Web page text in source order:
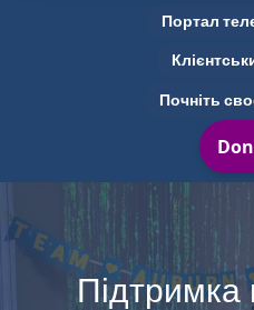
Портал
Почніть
Підтримка